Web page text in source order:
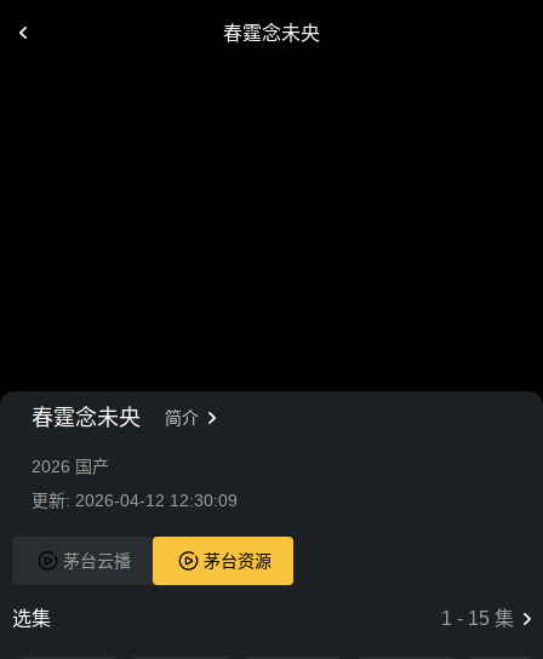
春霆念未央
春霆念未央 简介
2026 国产
更新: 2026-04-12 12:30:09
茅台云播 茅台资源
选集 1 - 15 集